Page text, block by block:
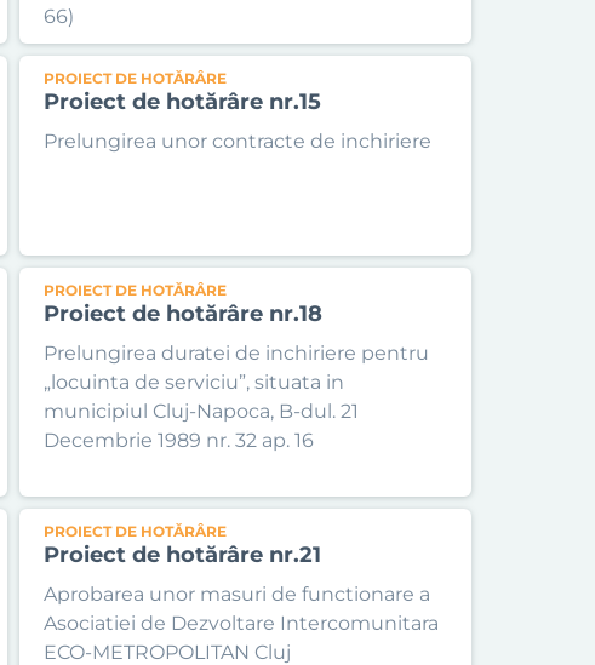
66)
PROIECT DE HOTĂRÂRE
Proiect de hotărâre nr.15
Prelungirea unor contracte de inchiriere
PROIECT DE HOTĂRÂRE
Proiect de hotărâre nr.18
Prelungirea duratei de inchiriere pentru
„locuinta de serviciu”, situata in
municipiul Cluj-Napoca, B-dul. 21
Decembrie 1989 nr. 32 ap. 16
PROIECT DE HOTĂRÂRE
Proiect de hotărâre nr.21
Aprobarea unor masuri de functionare a
Asociatiei de Dezvoltare Intercomunitara
ECO-METROPOLITAN Cluj